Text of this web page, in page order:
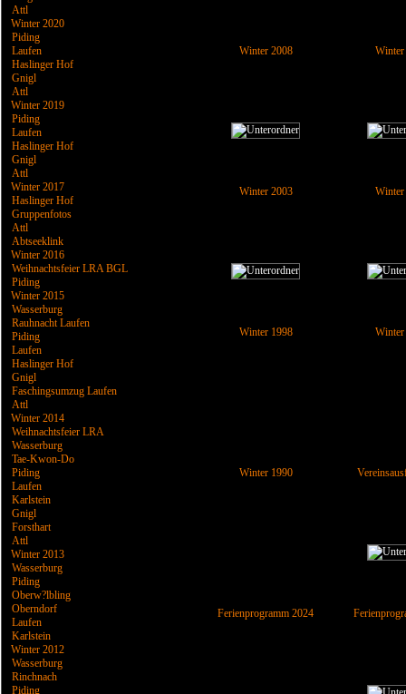
Attl
Winter 2020
Piding
Laufen
Haslinger Hof
Gnigl
Attl
Winter 2019
Piding
Laufen
Haslinger Hof
Gnigl
Attl
Winter 2017
Haslinger Hof
Gruppenfotos
Attl
Abtseeklink
Winter 2016
Weihnachtsfeier LRA BGL
Piding
Winter 2015
Wasserburg
Rauhnacht Laufen
Piding
Laufen
Haslinger Hof
Gnigl
Faschingsumzug Laufen
Attl
Winter 2014
Weihnachtsfeier LRA
Wasserburg
Tae-Kwon-Do
Piding
Laufen
Karlstein
Gnigl
Forsthart
Attl
Winter 2013
Wasserburg
Piding
Oberw?lbling
Oberndorf
Laufen
Karlstein
Winter 2012
Wasserburg
Rinchnach
Piding
Winter 2008 Winter
Winter 2003 Winter
Winter 1998 Winter
Winter 1990
Ferienprogramm 2024